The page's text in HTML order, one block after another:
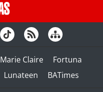
Marie Claire
Fortuna
Lunateen BATimes